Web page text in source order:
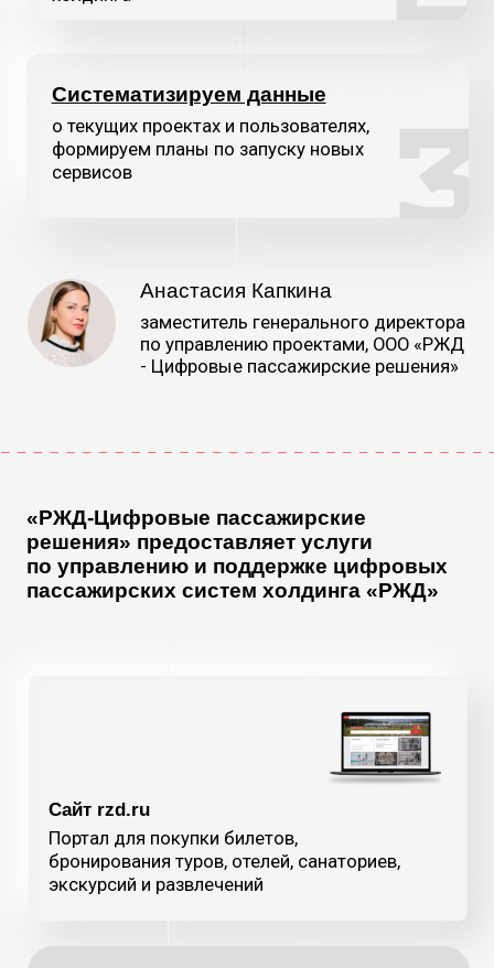
приложение
Современный канал для продажи билетов,
в котором собраны все сервисы, которые
могут понадобиться пассажиру:
от покупки и возврата билетов